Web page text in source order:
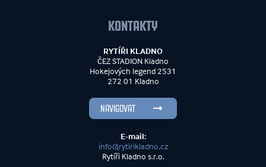
KONTAKTY
RYTÍŘI KLADNO
ČEZ STADION Kladno
Hokejových legend 2531
272 01 Kladno
NAVIGOVAT
E-mail:
info@rytirikladno.cz
Rytíři Kladno s.r.o.